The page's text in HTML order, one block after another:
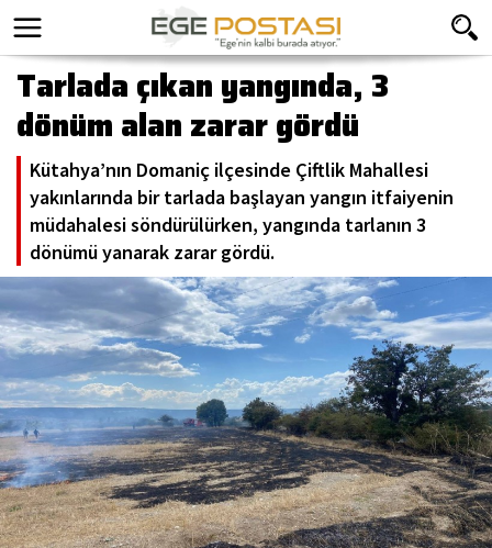
Tarlada çıkan yangında, 3
dönüm alan zarar gördü
Kütahya’nın Domaniç ilçesinde Çiftlik Mahallesi
yakınlarında bir tarlada başlayan yangın itfaiyenin
müdahalesi söndürülürken, yangında tarlanın 3
dönümü yanarak zarar gördü.